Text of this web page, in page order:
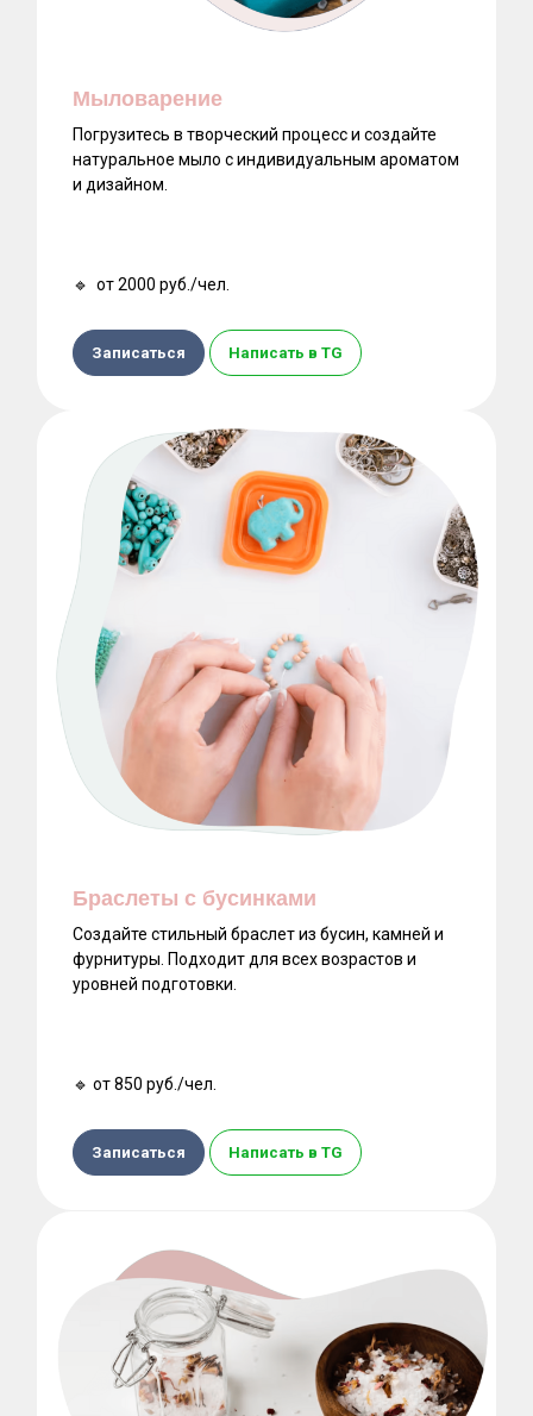
Мыловарение
Погрузитесь в творческий процесс и создайте
натуральное мыло с индивидуальным ароматом
и дизайном.
🔹 от 2000 руб./чел.
Записаться Написать в TG
Браслеты с бусинками
Создайте стильный браслет из бусин, камней и
фурнитуры. Подходит для всех возрастов и
уровней подготовки.
🔹 от 850 руб./чел.
Записаться Написать в TG